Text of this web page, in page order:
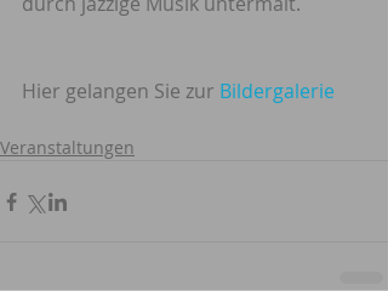
Hier gelangen Sie zur Bildergalerie
Veranstaltungen